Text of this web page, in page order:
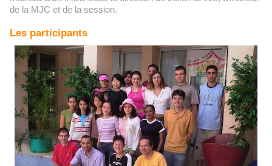
de la MJC et de la session.
Les participants